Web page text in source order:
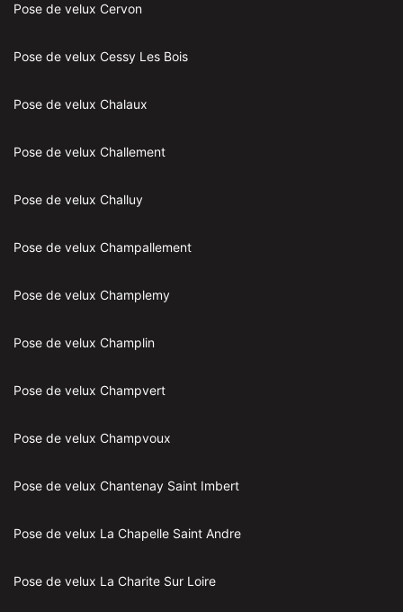
Pose de velux Cervon
Pose de velux Cessy Les Bois
Pose de velux Chalaux
Pose de velux Challement
Pose de velux Challuy
Pose de velux Champallement
Pose de velux Champlemy
Pose de velux Champlin
Pose de velux Champvert
Pose de velux Champvoux
Pose de velux Chantenay Saint Imbert
Pose de velux La Chapelle Saint Andre
Pose de velux La Charite Sur Loire